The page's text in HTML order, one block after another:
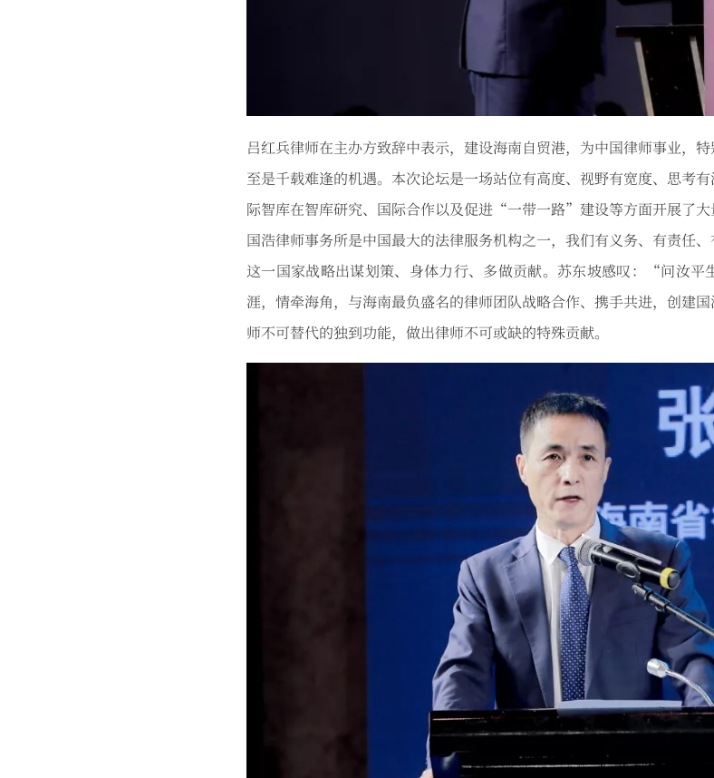
吕红兵律师在主办方致辞中表示，建设海南自贸港，为中国律师事业，
至是千载难逢的机遇。本次论坛是一场站位有高度、视野有宽度、思考
际智库在智库研究、国际合作以及促进“一带一路”建设等方面开展了
国浩律师事务所是中国最大的法律服务机构之一，我们有义务、有责任
这一国家战略出谋划策、身体力行、多做贡献。苏东坡感叹：“问汝
涯，情牵海角，与海南最负盛名的律师团队战略合作、携手共进，创建
师不可替代的独到功能，做出律师不可或缺的特殊贡献。